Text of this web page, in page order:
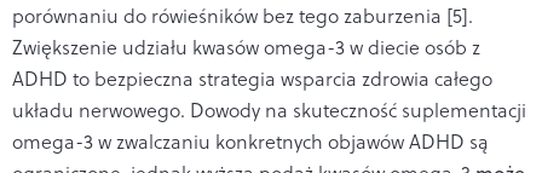
porównaniu do rówieśników bez tego zaburzenia [5].
Zwiększenie udziału kwasów omega-3 w diecie osób z
ADHD to bezpieczna strategia wsparcia zdrowia całego
układu nerwowego. Dowody na skuteczność suplementacji
omega-3 w zwalczaniu konkretnych objawów ADHD są